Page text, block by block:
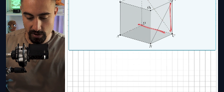
Полезные
материалы
Проверка
сочинений
Тех
поддержка